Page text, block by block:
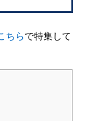
ちらで特集して